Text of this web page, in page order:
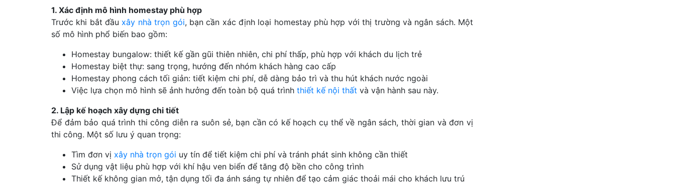
1. Xác định mô hình homestay phù hợp
Trước khi bắt đầu xây nhà trọn gói, bạn cần xác định loại homestay phù hợp với thị trường và ngân sách. Một
số mô hình phổ biến bao gồm:
Homestay bungalow: thiết kế gần gũi thiên nhiên, chi phí thấp, phù hợp với khách du lịch trẻ
Homestay biệt thự: sang trọng, hướng đến nhóm khách hàng cao cấp
Homestay phong cách tối giản: tiết kiệm chi phí, dễ dàng bảo trì và thu hút khách nước ngoài
Việc lựa chọn mô hình sẽ ảnh hưởng đến toàn bộ quá trình thiết kế nội thất và vận hành sau này.
2. Lập kế hoạch xây dựng chi tiết
Để đảm bảo quá trình thi công diễn ra suôn sẻ, bạn cần có kế hoạch cụ thể về ngân sách, thời gian và đơn vị
thi công. Một số lưu ý quan trọng:
Tìm đơn vị xây nhà trọn gói uy tín để tiết kiệm chi phí và tránh phát sinh không cần thiết
Sử dụng vật liệu phù hợp với khí hậu ven biển để tăng độ bền cho công trình
Thiết kế không gian mở, tận dụng tối đa ánh sáng tự nhiên để tạo cảm giác thoải mái cho khách lưu trú